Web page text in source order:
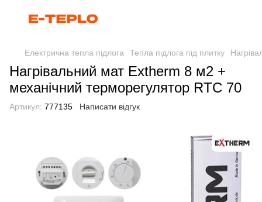
Електрична тепла підлога Тепла підлога під плитку
Нагрівальний мат Extherm 8 м2 +
механічний терморегулятор RTC 70
Артикул: 777135 Написати відгук